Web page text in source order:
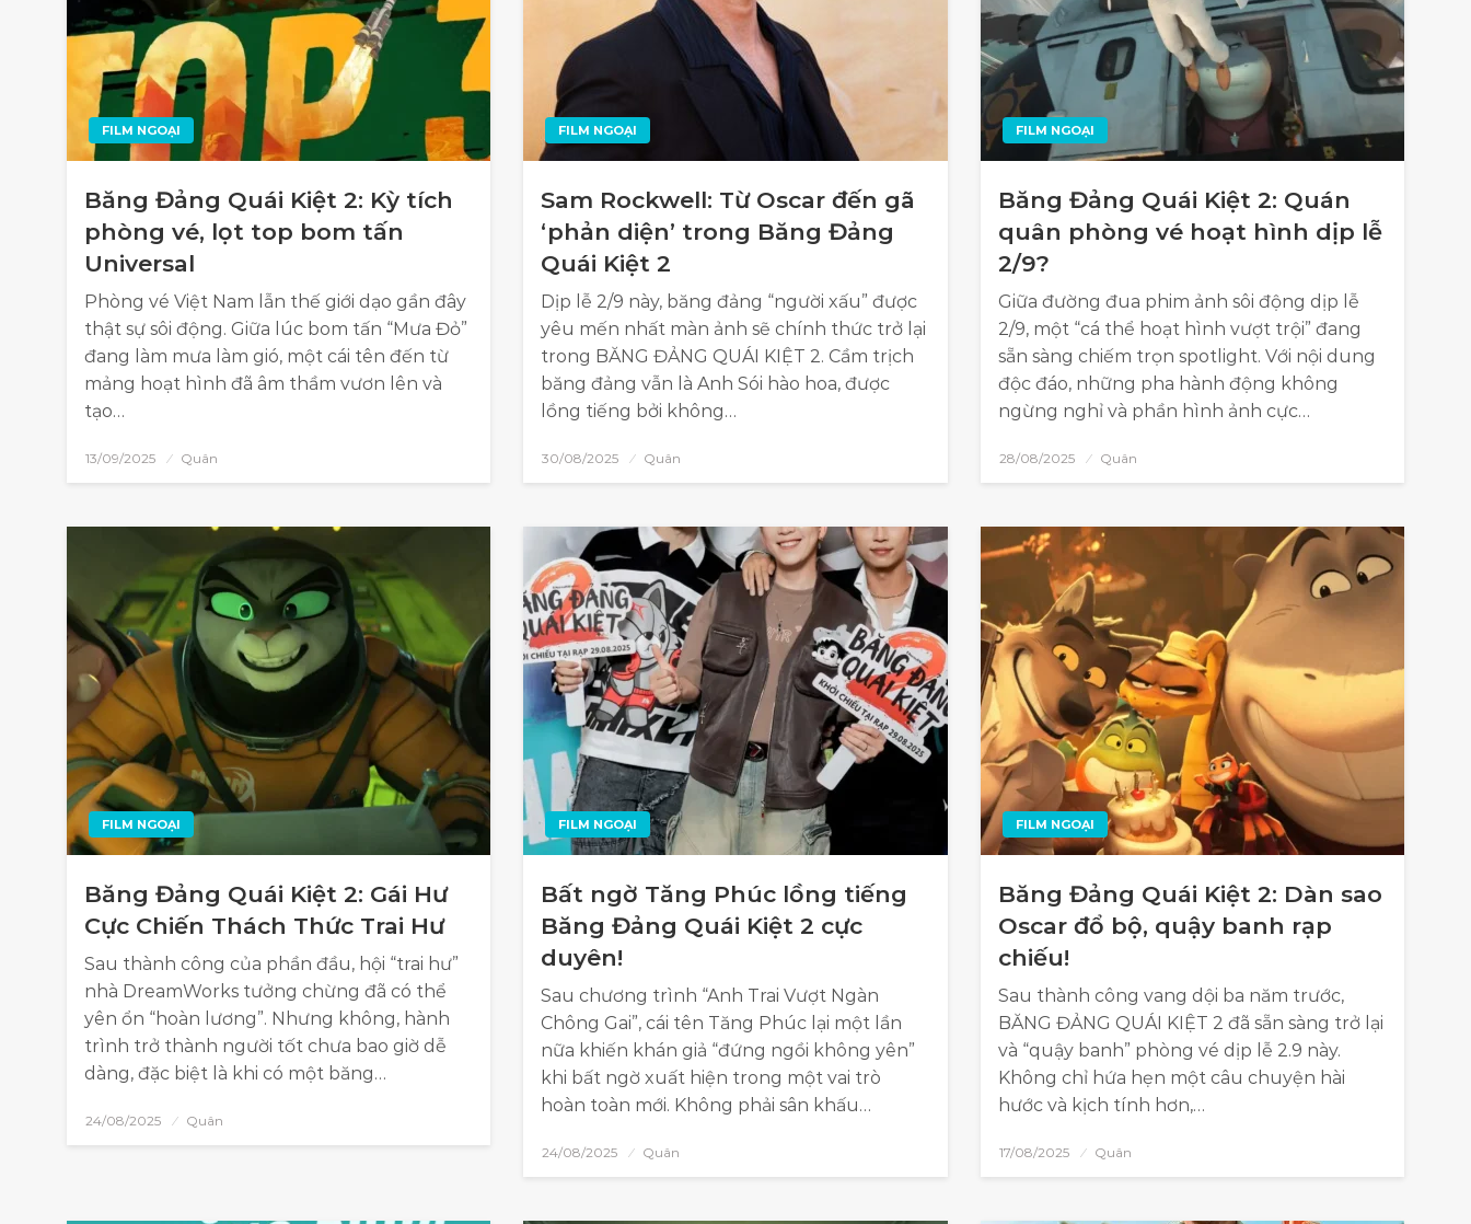
FILM NGOẠI
Băng Đảng Quái Kiệt 2: Kỳ tích
phòng vé, lọt top bom tấn
Universal
Phòng vé Việt Nam lẫn thế giới dạo gần đây
thật sự sôi động. Giữa lúc bom tấn “Mưa Đỏ”
đang làm mưa làm gió, một cái tên đến từ
mảng hoạt hình đã âm thầm vươn lên và
tạo…
13/09/2025 Quân
FILM NGOẠI
Sam Rockwell: Từ Oscar đến gã
‘phản diện’ trong Băng Đảng
Quái Kiệt 2
Dịp lễ 2/9 này, băng đảng “người xấu” được
yêu mến nhất màn ảnh sẽ chính thức trở lại
trong BĂNG ĐẢNG QUÁI KIỆT 2. Cầm trịch
băng đảng vẫn là Anh Sói hào hoa, được
lồng tiếng bởi không…
30/08/2025 Quân
FILM NGOẠI
Băng Đảng Quái Kiệt 2: Quán
quân phòng vé hoạt hình dịp lễ
2/9?
Giữa đường đua phim ảnh sôi động dịp lễ
2/9, một “cá thể hoạt hình vượt trội” đang
sẵn sàng chiếm trọn spotlight. Với nội dung
độc đáo, những pha hành động không
ngừng nghỉ và phần hình ảnh cực…
28/08/2025 Quân
FILM NGOẠI
Băng Đảng Quái Kiệt 2: Gái Hư
Cực Chiến Thách Thức Trai Hư
Sau thành công của phần đầu, hội “trai hư”
nhà DreamWorks tưởng chừng đã có thể
yên ổn “hoàn lương”. Nhưng không, hành
trình trở thành người tốt chưa bao giờ dễ
dàng, đặc biệt là khi có một băng…
24/08/2025 Quân
FILM NGOẠI
Bất ngờ Tăng Phúc lồng tiếng
Băng Đảng Quái Kiệt 2 cực
duyên!
Sau chương trình “Anh Trai Vượt Ngàn
Chông Gai”, cái tên Tăng Phúc lại một lần
nữa khiến khán giả “đứng ngồi không yên”
khi bất ngờ xuất hiện trong một vai trò
hoàn toàn mới. Không phải sân khấu…
24/08/2025 Quân
FILM NGOẠI
Băng Đảng Quái Kiệt 2: Dàn sao
Oscar đổ bộ, quậy banh rạp
chiếu!
Sau thành công vang dội ba năm trước,
BĂNG ĐẢNG QUÁI KIỆT 2 đã sẵn sàng trở lại
và “quậy banh” phòng vé dịp lễ 2.9 này.
Không chỉ hứa hẹn một câu chuyện hài
hước và kịch tính hơn,…
17/08/2025 Quân